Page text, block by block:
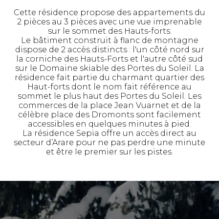
Cette résidence propose des appartements du
2 pièces au 3 pièces avec une vue imprenable
sur le sommet des Hauts-forts.
Le bâtiment construit à flanc de montagne
dispose de 2 accès distincts : l'un côté nord sur
la corniche des Hauts-Forts et l'autre côté sud
sur le Domaine skiable des Portes du Soleil. La
résidence fait partie du charmant quartier des
Haut-forts dont le nom fait référence au
sommet le plus haut des Portes du Soleil. Les
commerces de la place Jean Vuarnet et de la
célèbre place des Dromonts sont facilement
accessibles en quelques minutes à pied.
La résidence Sepia offre un accès direct au
secteur d’Arare pour ne pas perdre une minute
et être le premier sur les pistes.